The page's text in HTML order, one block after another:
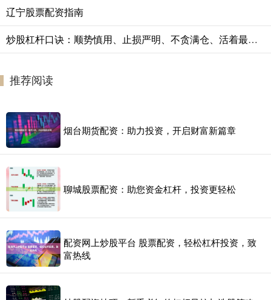
辽宁股票配资指南
炒股杠杆口诀：顺势慎用、止损严明、不贪满仓、活着最重要
推荐阅读
烟台期货配资：助力投资，开启财富新篇章
聊城股票配资：助您资金杠杆，投资更轻松
配资网上炒股平台 股票配资，轻松杠杆投资，致
富热线